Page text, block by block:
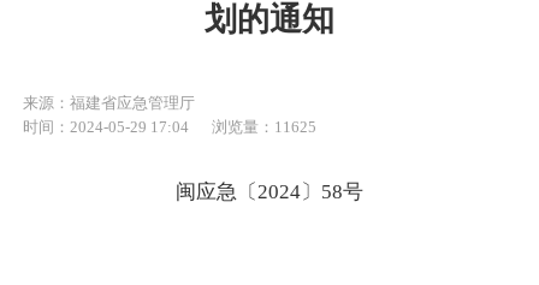
划的通知
来源：福建省应急管理厅
时间：2024-05-29 17:04
浏览量：11625
闽应急〔 2024〕58号